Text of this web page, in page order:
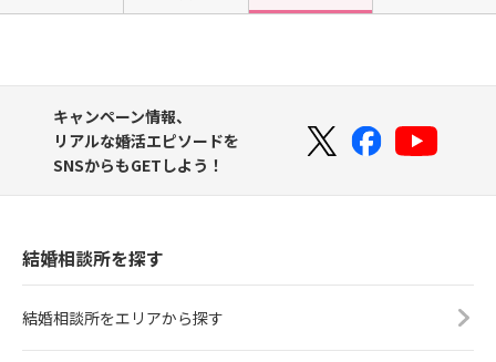
キャンペーン情報、
リアルな婚活エピソードを
SNSからもGETしよう！
結婚相談所を探す
結婚相談所をエリアから探す